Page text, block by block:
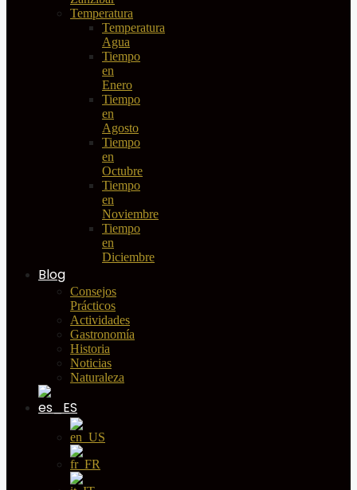
Temperatura
Temperatura
Agua
Tiempo
en
Enero
Tiempo
en
Agosto
Tiempo
en
Octubre
Tiempo
en
Noviembre
Tiempo
en
Diciembre
Blog
Consejos
Prácticos
Actividades
Gastronomía
Historia
Noticias
Naturaleza